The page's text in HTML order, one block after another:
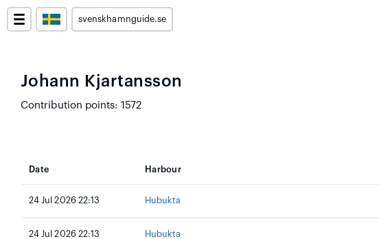
svenskhamnguide.se
Johann Kjartansson
Contribution points: 1572
Date Harbour
24 Jul 2026 22:13 Hubukta
24 Jul 2026 22:13 Hubukta